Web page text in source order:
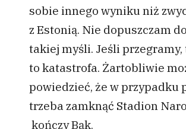
sobie innego wyniku niż
z Estonią. Nie dopuszczam
takiej myśli. Jeśli przegramy,
to katastrofa. Żartobliwie
powiedzieć, że w przypadku
trzeba zamknąć Stadion
kończy Bąk.